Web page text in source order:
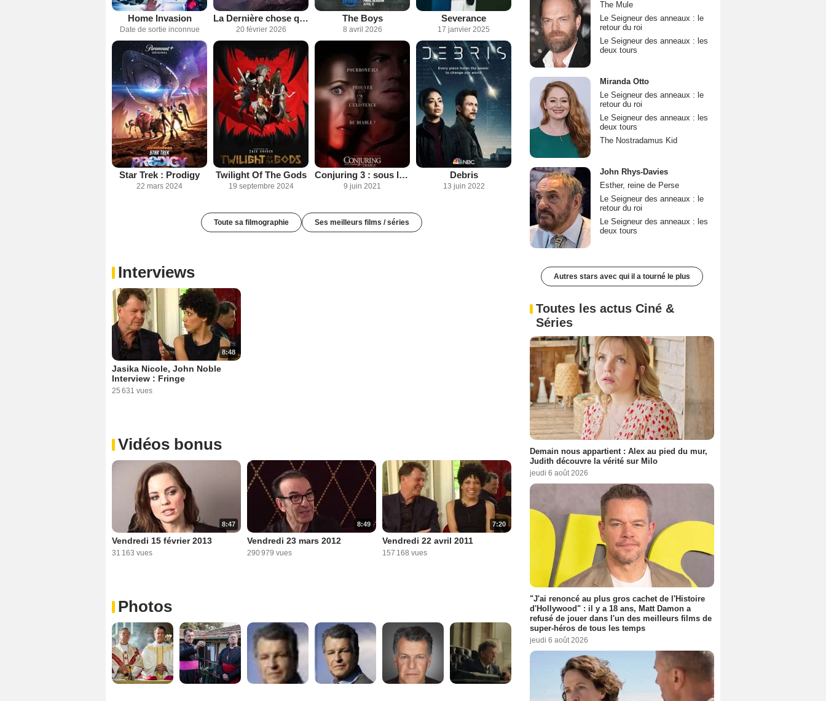
Home Invasion
Date de sortie inconnue
La Dernière chose qu'il m'a dite
20 février 2026
The Boys
8 avril 2026
Severance
17 janvier 2025
Star Trek : Prodigy
22 mars 2024
Twilight Of The Gods
19 septembre 2024
Conjuring 3 : sous l'emprise du diable
9 juin 2021
Debris
13 juin 2022
Toute sa filmographie Ses meilleurs films / séries
Interviews
8:48
Jasika Nicole, John Noble
Interview : Fringe
25 631 vues
Vidéos bonus
8:47
Vendredi 15 février 2013
31 163 vues
8:49
Vendredi 23 mars 2012
290 979 vues
7:20
Vendredi 22 avril 2011
157 168 vues
Photos
The Mule
Le Seigneur des anneaux : le
retour du roi
Le Seigneur des anneaux : les
deux tours
Miranda Otto
Le Seigneur des anneaux : le
retour du roi
Le Seigneur des anneaux : les
deux tours
The Nostradamus Kid
John Rhys-Davies
Esther, reine de Perse
Le Seigneur des anneaux : le
retour du roi
Le Seigneur des anneaux : les
deux tours
Autres stars avec qui il a tourné le plus
Toutes les actus Ciné &
Séries
Demain nous appartient : Alex au pied du mur,
Judith découvre la vérité sur Milo
jeudi 6 août 2026
"J'ai renoncé au plus gros cachet de l'Histoire
d'Hollywood" : il y a 18 ans, Matt Damon a
refusé de jouer dans l'un des meilleurs films de
super-héros de tous les temps
jeudi 6 août 2026